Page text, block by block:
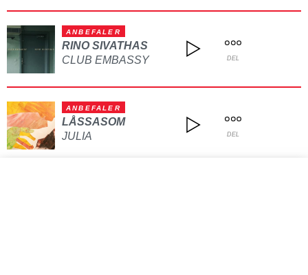
ANBEFALER
RINO SIVATHAS
CLUB EMBASSY
DEL
ANBEFALER
LÅSSASOM
JULIA
DEL